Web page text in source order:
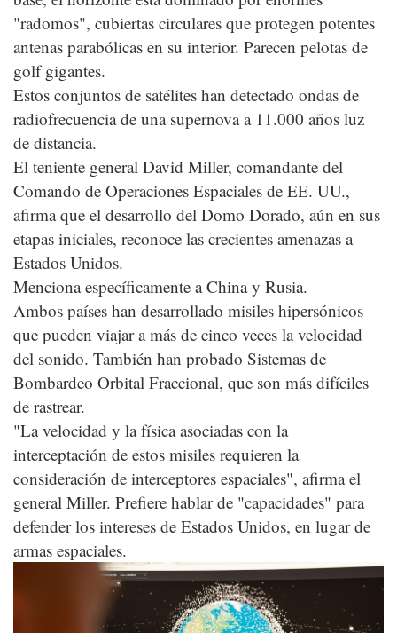
"radomos", cubiertas circulares que protegen potentes
antenas parabólicas en su interior. Parecen pelotas de
golf gigantes.
Estos conjuntos de satélites han detectado ondas de
radiofrecuencia de una supernova a 11.000 años luz
de distancia.
El teniente general David Miller, comandante del
Comando de Operaciones Espaciales de EE. UU.,
afirma que el desarrollo del Domo Dorado, aún en sus
etapas iniciales, reconoce las crecientes amenazas a
Estados Unidos.
Menciona específicamente a China y Rusia.
Ambos países han desarrollado misiles hipersónicos
que pueden viajar a más de cinco veces la velocidad
del sonido. También han probado Sistemas de
Bombardeo Orbital Fraccional, que son más difíciles
de rastrear.
"La velocidad y la física asociadas con la
interceptación de estos misiles requieren la
consideración de interceptores espaciales", afirma el
general Miller. Prefiere hablar de "capacidades" para
defender los intereses de Estados Unidos, en lugar de
armas espaciales.